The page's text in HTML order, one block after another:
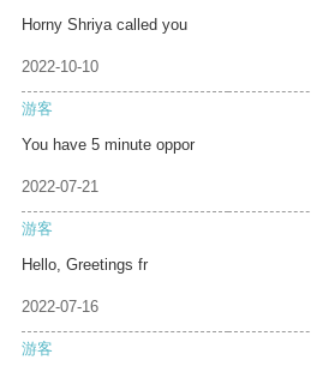
Horny Shriya called you
2022-10-10
游客
You have 5 minute oppor
2022-07-21
游客
Hello, Greetings fr
2022-07-16
游客